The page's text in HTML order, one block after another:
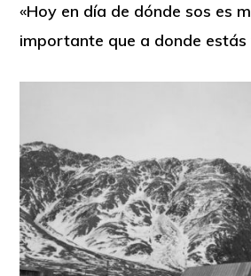
«Hoy en día de dónde sos es
importante que a donde estás